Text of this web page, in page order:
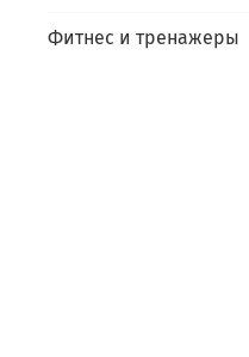
Фитнес и тренажеры